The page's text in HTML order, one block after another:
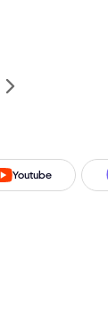
Youtube